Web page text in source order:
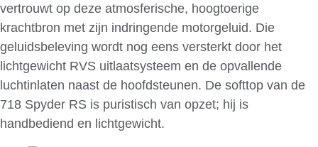
vertrouwt op deze atmosferische, hoogtoerige
krachtbron met zijn indringende motorgeluid. Die
geluidsbeleving wordt nog eens versterkt door het
lichtgewicht RVS uitlaatsysteem en de opvallende
luchtinlaten naast de hoofdsteunen. De softtop van de
718 Spyder RS is puristisch van opzet; hij is
handbediend en lichtgewicht.